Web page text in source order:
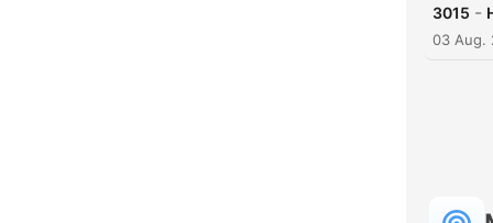
3015 -
03 Aug.